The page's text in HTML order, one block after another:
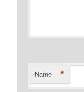
Name *